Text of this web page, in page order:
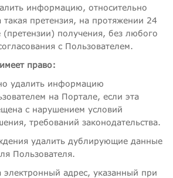
информацию, относительно
такая претензия, на протяжении 24
(претензии) получения, без любого
с Пользователем.
право:
удалить информацию
на Портале, если эта
с нарушением условий
требований законодательства.
удалить дублирующие данные
Пользователя.
электронный адрес, указанный при